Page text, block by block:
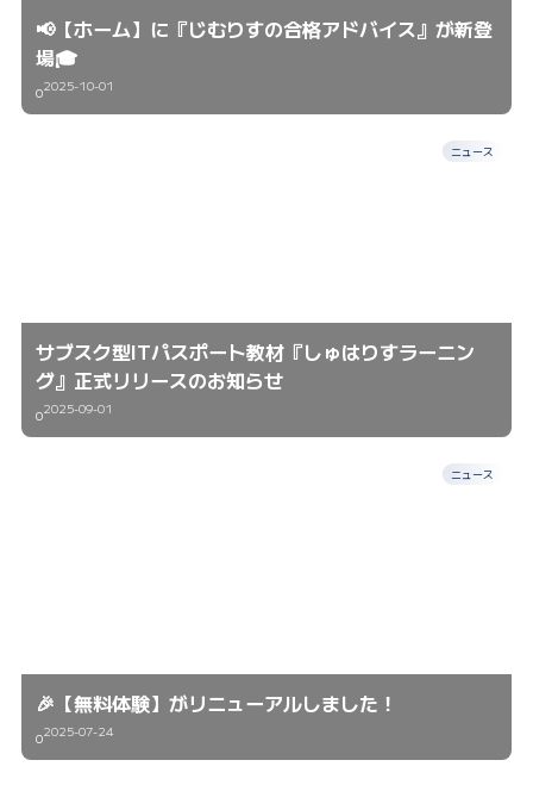
📢【ホーム】に『じむりすの合格アドバイス』が新登
場🎓
02025-10-01
ニュース
サブスク型ITパスポート教材『しゅはりすラーニン
グ』正式リリースのお知らせ
02025-09-01
ニュース
🎉【無料体験】がリニューアルしました！
02025-07-24